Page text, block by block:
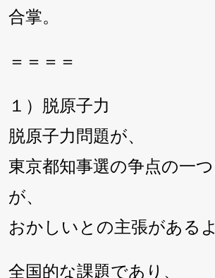
合掌。
＝＝＝＝
１）脱原子力
脱原子力問題が、
東京都知事選の争点の一
が、
おかしいとの主張がある
全国的な課題であり、